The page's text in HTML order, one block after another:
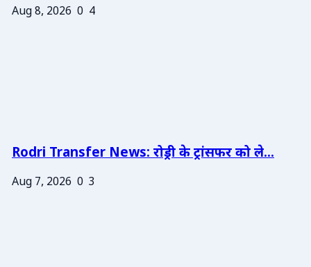
Aug 8, 2026 0 4
Rodri Transfer News: रोड्री के ट्रांसफर को ले...
Aug 7, 2026 0 3